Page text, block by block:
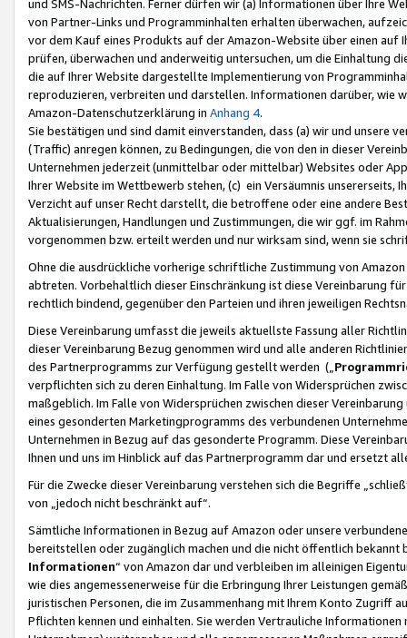
und SMS-Nachrichten. Ferner dürfen wir (a) Informationen über Ihre
von Partner-Links und Programminhalten erhalten überwachen,
vor dem Kauf eines Produkts auf der Amazon-Website über einen
prüfen, überwachen und anderweitig untersuchen, um die Einhaltung
die auf Ihrer Website dargestellte Implementierung von
reproduzieren, verbreiten und darstellen. Informationen darüber, wie
Amazon-Datenschutzerklärung in Anhang 4.
Sie bestätigen und sind damit einverstanden, dass (a) wir und
(Traffic) anregen können, zu Bedingungen, die von den in dieser
Unternehmen jederzeit (unmittelbar oder mittelbar) Websites oder
Ihrer Website im Wettbewerb stehen, (c) ein Versäumnis unsererseits,
Verzicht auf unser Recht darstellt, die betroffene oder eine andere
Aktualisierungen, Handlungen und Zustimmungen, die wir ggf. im
vorgenommen bzw. erteilt werden und nur wirksam sind, wenn sie
Ohne die ausdrückliche vorherige schriftliche Zustimmung von
abtreten. Vorbehaltlich dieser Einschränkung ist diese Vereinbarung
rechtlich bindend, gegenüber den Parteien und ihren jeweiligen
Diese Vereinbarung umfasst die jeweils aktuellste Fassung aller
dieser Vereinbarung Bezug genommen wird und alle anderen
des Partnerprogramms zur Verfügung gestellt werden („
verpflichten sich zu deren Einhaltung. Im Falle von Widersprüchen
maßgeblich. Im Falle von Widersprüchen zwischen dieser
eines gesonderten Marketingprogramms des verbundenen
Unternehmen in Bezug auf das gesonderte Programm. Diese
Ihnen und uns im Hinblick auf das Partnerprogramm dar und ersetzt
Für die Zwecke dieser Vereinbarung verstehen sich die Begriffe
von „jedoch nicht beschränkt auf“.
Sämtliche Informationen in Bezug auf Amazon oder unsere
bereitstellen oder zugänglich machen und die nicht öffentlich
Informationen“ von Amazon dar und verbleiben im alleinigen
wie dies angemessenerweise für die Erbringung Ihrer Leistungen
juristischen Personen, die im Zusammenhang mit Ihrem Konto
Pflichten kennen und einhalten. Sie werden Vertrauliche